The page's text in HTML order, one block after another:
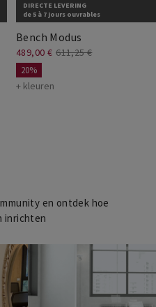
DIRECTE LEVERING
de 5 à 7 jours ouvrables
Bench Modus
489,00 € 611,25 €
20%
+ kleuren
en ontdek hoe
inrichten